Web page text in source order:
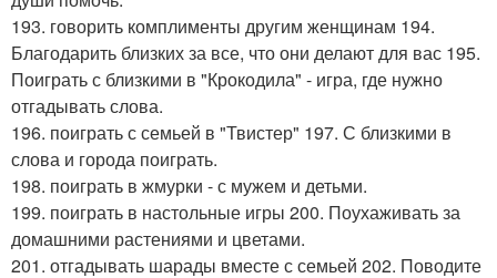
193. говорить комплименты другим женщинам 194.
Благодарить близких за все, что они делают для вас 195.
Поиграть с близкими в "Крокодила" - игра, где нужно
отгадывать слова.
196. поиграть с семьей в "Твистер" 197. С близкими в
слова и города поиграть.
198. поиграть в жмурки - с мужем и детьми.
199. поиграть в настольные игры 200. Поухаживать за
домашними растениями и цветами.
201. отгадывать шарады вместе с семьей 202. Поводите